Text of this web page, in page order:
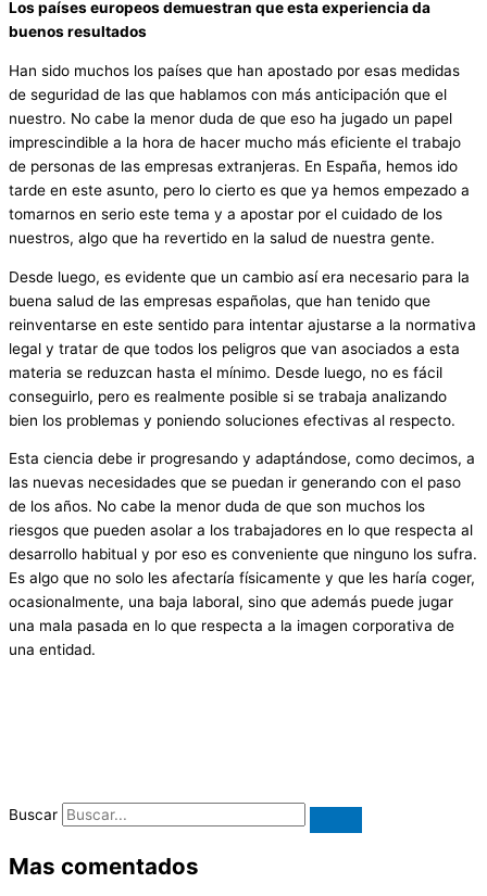
Los países europeos demuestran que esta experiencia da
buenos resultados
Han sido muchos los países que han apostado por esas medidas
de seguridad de las que hablamos con más anticipación que el
nuestro. No cabe la menor duda de que eso ha jugado un papel
imprescindible a la hora de hacer mucho más eficiente el trabajo
de personas de las empresas extranjeras. En España, hemos ido
tarde en este asunto, pero lo cierto es que ya hemos empezado a
tomarnos en serio este tema y a apostar por el cuidado de los
nuestros, algo que ha revertido en la salud de nuestra gente.
Desde luego, es evidente que un cambio así era necesario para la
buena salud de las empresas españolas, que han tenido que
reinventarse en este sentido para intentar ajustarse a la normativa
legal y tratar de que todos los peligros que van asociados a esta
materia se reduzcan hasta el mínimo. Desde luego, no es fácil
conseguirlo, pero es realmente posible si se trabaja analizando
bien los problemas y poniendo soluciones efectivas al respecto.
Esta ciencia debe ir progresando y adaptándose, como decimos, a
las nuevas necesidades que se puedan ir generando con el paso
de los años. No cabe la menor duda de que son muchos los
riesgos que pueden asolar a los trabajadores en lo que respecta al
desarrollo habitual y por eso es conveniente que ninguno los sufra.
Es algo que no solo les afectaría físicamente y que les haría coger,
ocasionalmente, una baja laboral, sino que además puede jugar
una mala pasada en lo que respecta a la imagen corporativa de
una entidad.
Buscar
Mas comentados